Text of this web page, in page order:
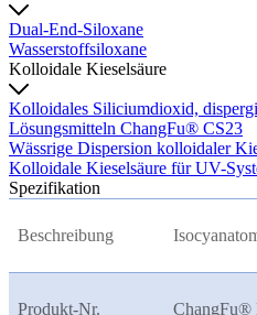
Dual-End-Siloxane
Wasserstoffsiloxane
Kolloidale Kieselsäure
Kolloidales Siliciumdioxid,
Lösungsmitteln ChangFu® CS23
Wässrige Dispersion kolloidaler
Kolloidale Kieselsäure für UV-
Spezifikation
Beschreibung
Produkt-Nr. ChangFu®